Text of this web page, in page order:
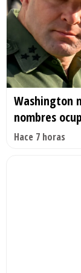
Washington
nombres
Hace 7 horas